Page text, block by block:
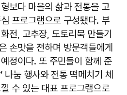
보다 마을의 삶과 전통을 고
프로그램으로 구성됐다. 부
전, 고추장, 도토리묵 만들기
손맛을 전하며 방문객들에게
정이다. 또 주민들이 함께 준
나눔 행사와 전통 떡메치기 체
수 있는 대표 프로그램으로